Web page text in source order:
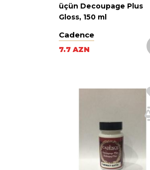
üçün Decoupage Plus
Gloss, 150 ml
Cadence
7.7 AZN